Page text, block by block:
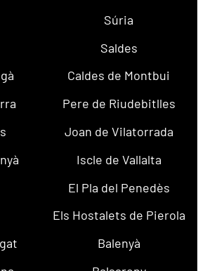
Súria
Saldes
Caldes de Montbui
Pere de Riudebitlles
Joan de Vilatorrada
Iscle de Vallalta
El Pla del Penedès
Els Hostalets de Pierola
Balenyà